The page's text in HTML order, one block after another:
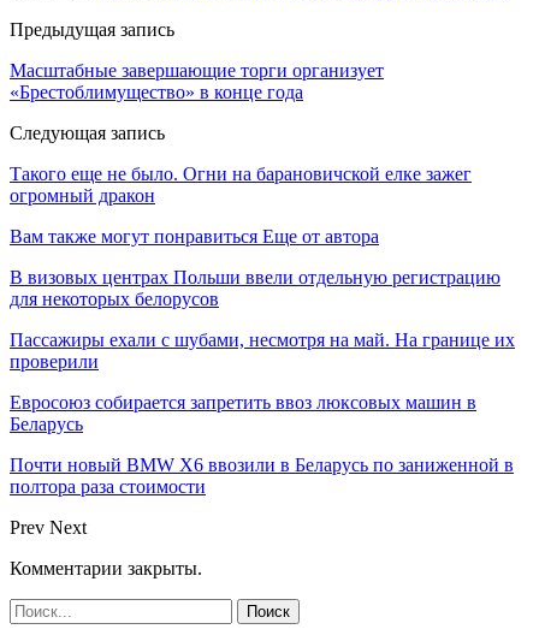
Предыдущая запись
Масштабные завершающие торги организует
«Брестоблимущество» в конце года
Следующая запись
Такого еще не было. Огни на барановичской елке зажег
огромный дракон
Вам также могут понравиться Еще от автора
В визовых центрах Польши ввели отдельную регистрацию
для некоторых белорусов
Пассажиры ехали с шубами, несмотря на май. На границе их
проверили
Евросоюз собирается запретить ввоз люксовых машин в
Беларусь
Почти новый BMW X6 ввозили в Беларусь по заниженной в
полтора раза стоимости
Prev Next
Комментарии закрыты.